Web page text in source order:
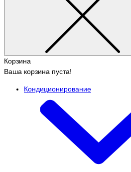
Корзина
Ваша корзина пуста!
Кондиционирование